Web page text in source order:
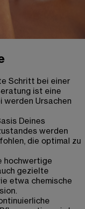
Schritt bei einer
ist eine
werden Ursachen
Deines
werden
die optimal zu
hochwertige
gezielte
etwa chemische